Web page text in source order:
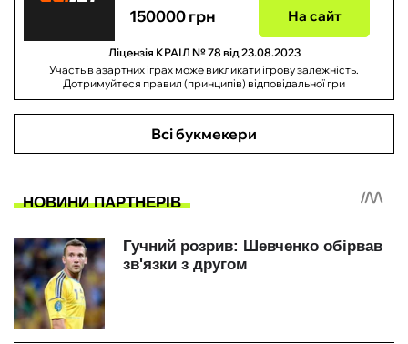
150000 грн На сайт
Ліцензія КРАІЛ № 78 від 23.08.2023
Участь в азартних іграх може викликати ігрову залежність.
Дотримуйтеся правил (принципів) відповідальної гри
Всі букмекери